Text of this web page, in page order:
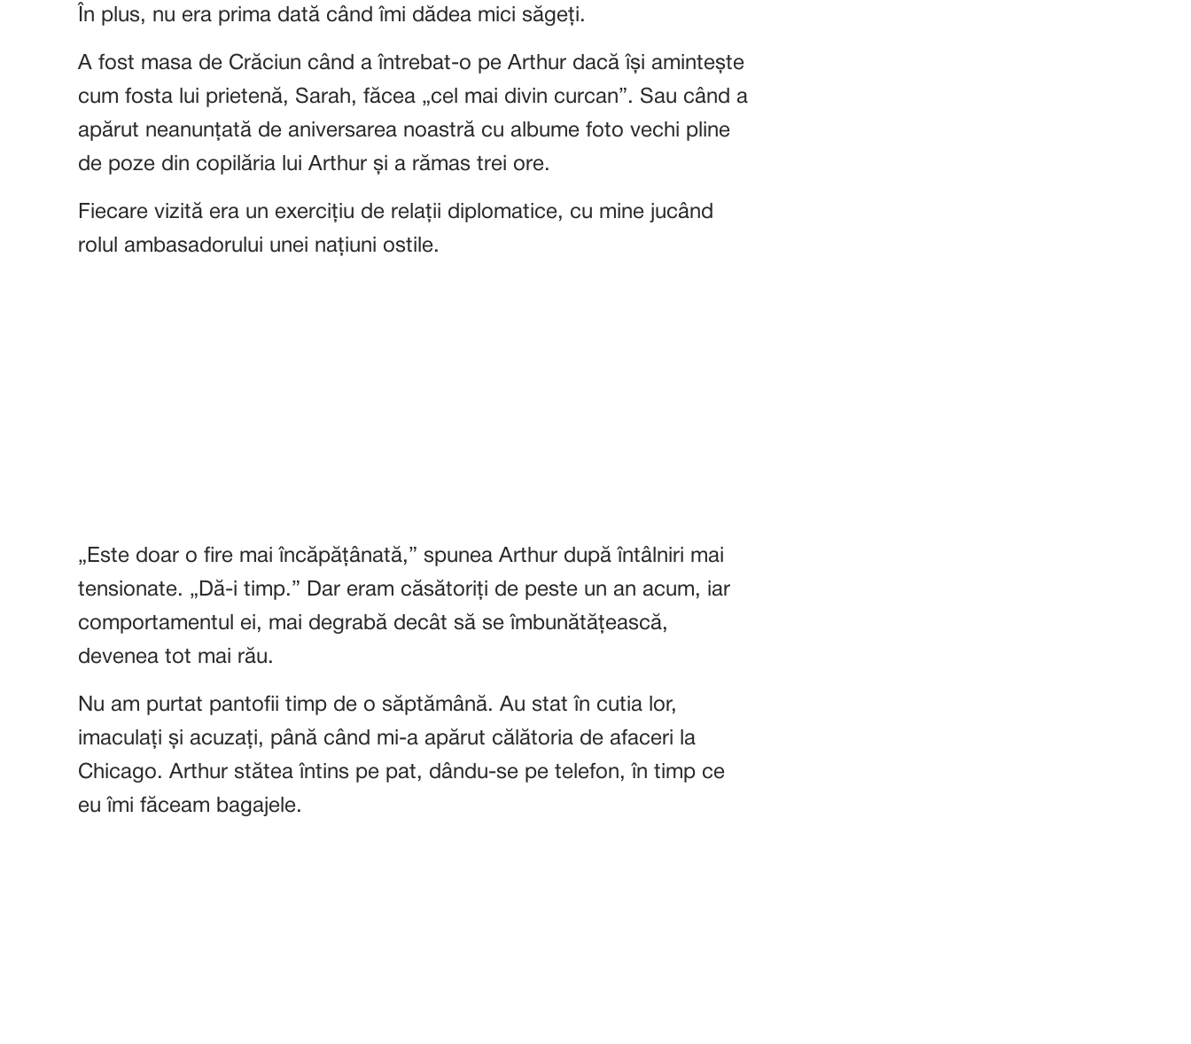
În plus, nu era prima dată când îmi dădea mici săgeți.
A fost masa de Crăciun când a întrebat-o pe Arthur dacă își amintește
cum fosta lui prietenă, Sarah, făcea „cel mai divin curcan”. Sau când a
apărut neanunțată de aniversarea noastră cu albume foto vechi pline
de poze din copilăria lui Arthur și a rămas trei ore.
Fiecare vizită era un exercițiu de relații diplomatice, cu mine jucând
rolul ambasadorului unei națiuni ostile.
„Este doar o fire mai încăpățânată,” spunea Arthur după întâlniri mai
tensionate. „Dă-i timp.” Dar eram căsătoriți de peste un an acum, iar
comportamentul ei, mai degrabă decât să se îmbunătățească,
devenea tot mai rău.
Nu am purtat pantofii timp de o săptămână. Au stat în cutia lor,
imaculați și acuzați, până când mi-a apărut călătoria de afaceri la
Chicago. Arthur stătea întins pe pat, dându-se pe telefon, în timp ce
eu îmi făceam bagajele.